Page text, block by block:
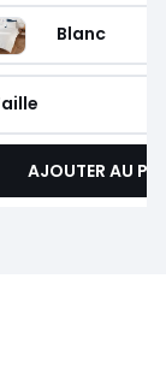
Blanc
AJOUTER AU